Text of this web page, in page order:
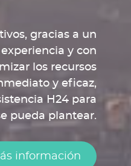
gracias a un
y con
los recursos
y eficaz,
H24 para
pueda plantear.
información